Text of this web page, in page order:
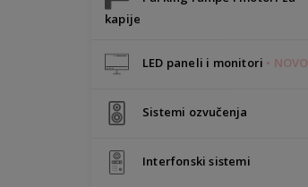
kapije
LED paneli i monitori • NOVO
Sistemi ozvučenja
Interfonski sistemi